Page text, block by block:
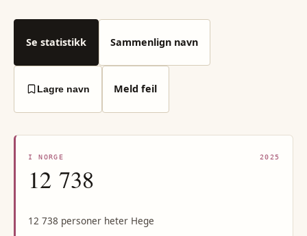
Se statistikk Sammenlign navn
Lagre navn Meld feil
I NORGE 2025
12 738
12 738 personer heter Hege